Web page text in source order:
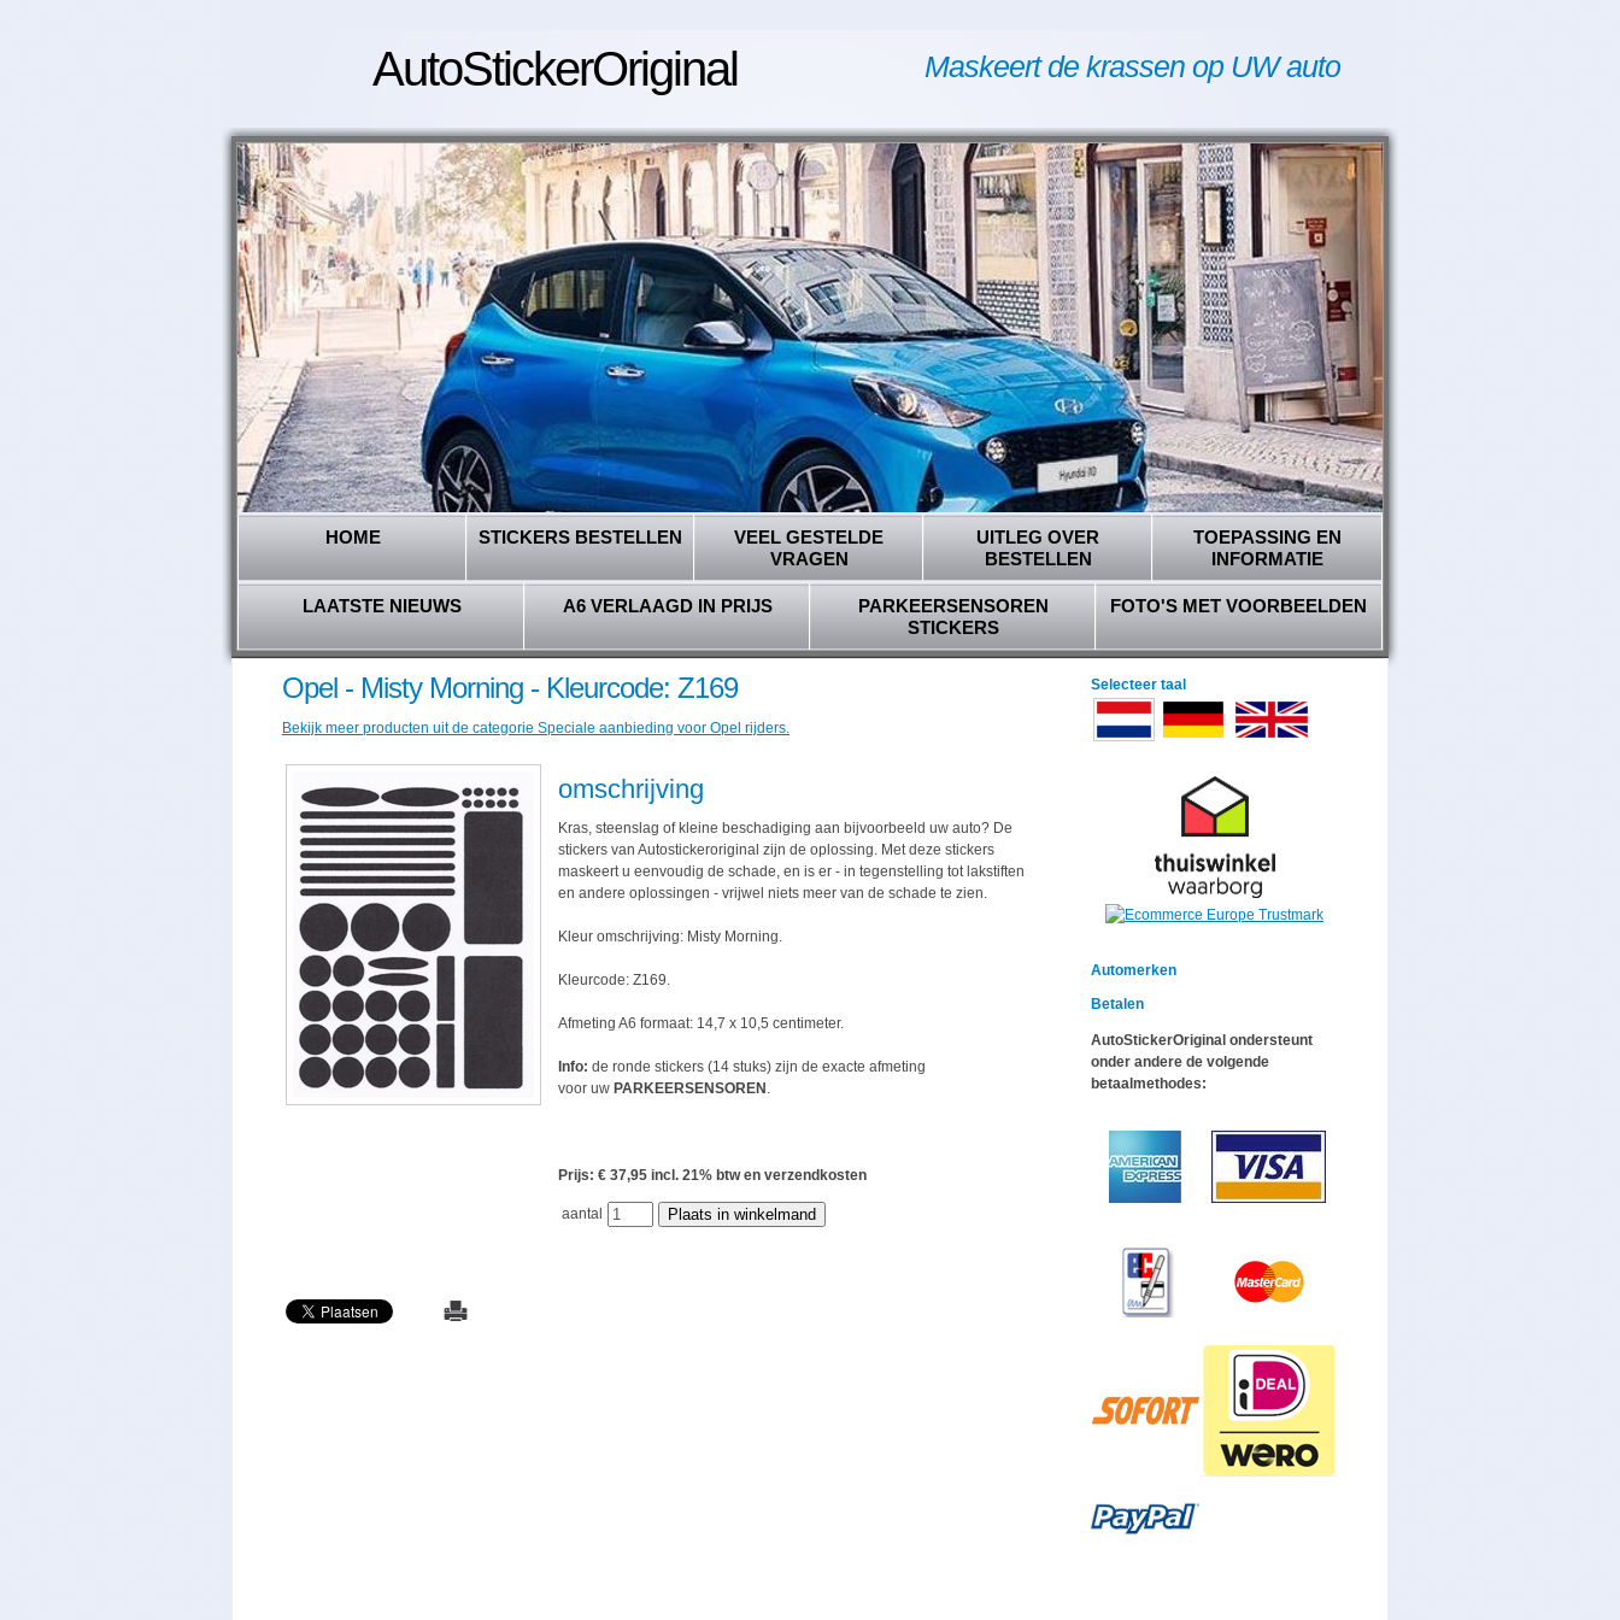
AutoStickerOriginal Maskeert de krassen op UW auto
HOME STICKERS BESTELLEN
VEEL GESTELDE
VRAGEN
UITLEG OVER
BESTELLEN
TOEPASSING EN
INFORMATIE
LAATSTE NIEUWS A6 VERLAAGD IN PRIJS
PARKEERSENSOREN
STICKERS
FOTO'S MET VOORBEELDEN
Opel - Misty Morning - Kleurcode: Z169
Bekijk meer producten uit de categorie Speciale aanbieding voor Opel rijders.
omschrijving
Kras, steenslag of kleine beschadiging aan bijvoorbeeld uw auto? De
stickers van Autostickeroriginal zijn de oplossing. Met deze stickers
maskeert u eenvoudig de schade, en is er - in tegenstelling tot lakstiften
en andere oplossingen - vrijwel niets meer van de schade te zien.
Kleur omschrijving: Misty Morning.
Kleurcode: Z169.
Afmeting A6 formaat: 14,7 x 10,5 centimeter.
Info: de ronde stickers (14 stuks) zijn de exacte afmeting
voor uw PARKEERSENSOREN .
Prijs: € 37,95 incl. 21% btw en verzendkosten
aantal
Selecteer taal
Automerken
Betalen
AutoStickerOriginal ondersteunt
onder andere de volgende
betaalmethodes: